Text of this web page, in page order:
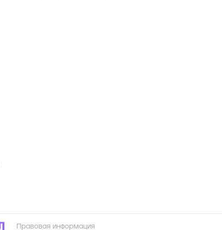
Правовая информация